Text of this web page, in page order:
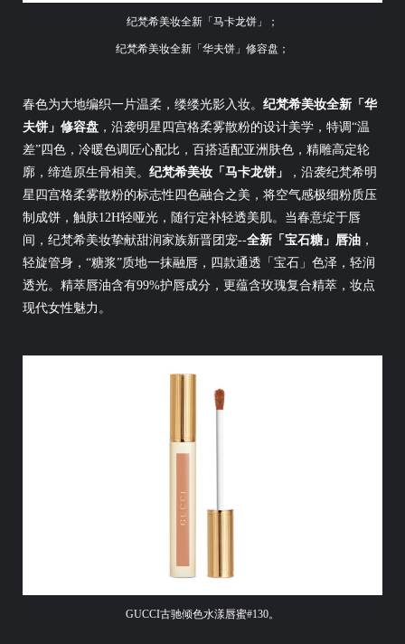
纪梵希美妆全新「马卡龙饼」；
纪梵希美妆全新「华夫饼」修容盘；
春色为大地编织一片温柔，缕缕光影入妆。 纪梵希美妆全新「华
夫饼」修容盘 ，沿袭明星四宫格柔雾散粉的设计美学，特调“温
差”四色，冷暖色调匠心配比，百搭适配亚洲肤色，精雕高定轮
廓，缔造原生骨相美。 纪梵希美妆「马卡龙饼」
，沿袭纪梵希明
星四宫格柔雾散粉的标志性四色融合之美，将空气感极细粉质压
制成饼，触肤12H轻哑光，随行定补轻透美肌。当春意绽于唇
间，纪梵希美妆挚献甜润家族新晋团宠--全新「宝石糖」唇油 ，
轻旋管身，“糖浆”质地一抹融唇，四款通透「宝石」色泽，轻润
透光。精萃唇油含有99%护唇成分，更蕴含玫瑰复合精萃，妆点
现代女性魅力。
GUCCI古驰倾色水漾唇蜜#130。